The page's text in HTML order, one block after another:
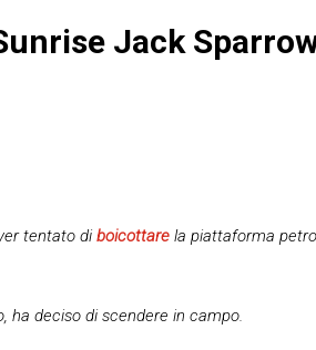
Jack
tentato di boicottare la piattaforma
ha deciso di scendere in campo.